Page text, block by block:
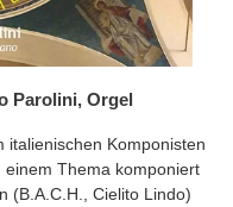
Parolini, Orgel
italienischen Komponisten
einem Thema komponiert
(B.A.C.H., Cielito Lindo)